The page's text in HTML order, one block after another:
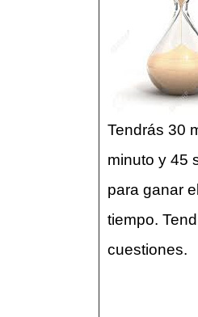
Tendrás 30
minuto y 45
para ganar
tiempo.
cuestiones.